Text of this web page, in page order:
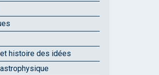
histoire des idées